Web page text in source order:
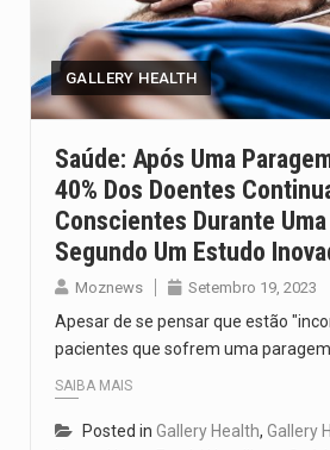
GALLERY HEALTH
Saúde: Após Uma
40% Dos Doentes
Conscientes Durante
Segundo Um Estudo
Moznews Setembro 19, 2023
Apesar de se pensar que estão
pacientes que sofrem uma
SAIBA MAIS
Posted in Gallery Health, Gallery